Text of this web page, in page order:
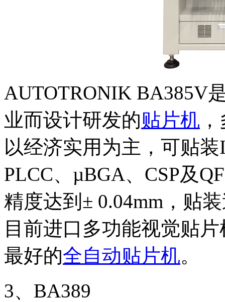
AUTOTRONIK BA385V
业而设计研发的贴片机
以经济实用为主，可贴装
PLCC、µBGA、CSP及
精度达到± 0.04mm，贴
目前进口多功能视觉贴
最好的全自动贴片机。
3、BA389